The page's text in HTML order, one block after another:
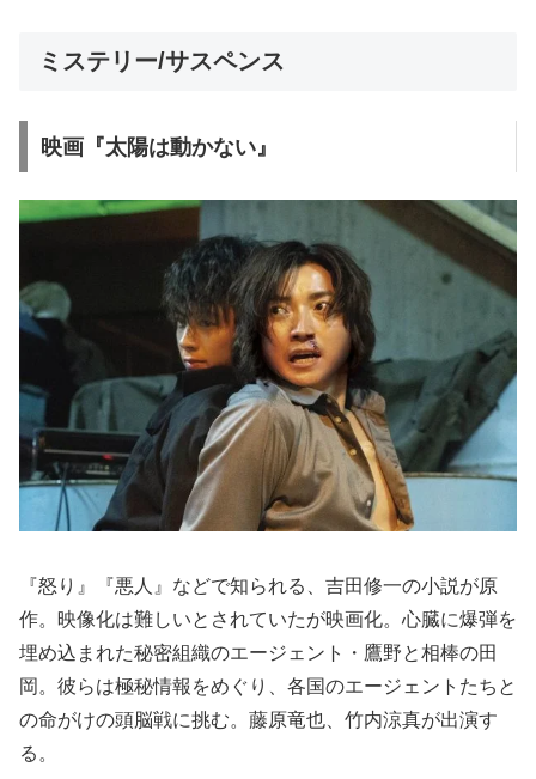
ミステリー/サスペンス
映画『太陽は動かない』
『怒り』『悪人』などで知られる、吉田修一の小説が原
作。映像化は難しいとされていたが映画化。心臓に爆弾を
埋め込まれた秘密組織のエージェント・鷹野と相棒の田
岡。彼らは極秘情報をめぐり、各国のエージェントたちと
の命がけの頭脳戦に挑む。藤原竜也、竹内涼真が出演す
る。